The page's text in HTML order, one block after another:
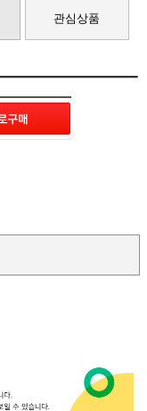
관심상품